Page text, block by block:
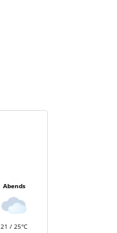
Abends
21 / 25°C